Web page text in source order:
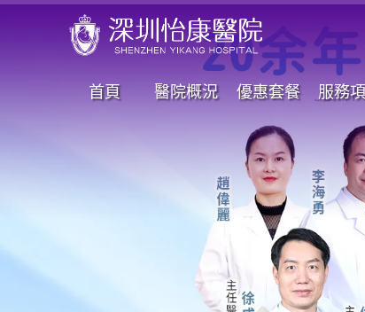
首頁 醫院概況 優惠套餐 服務